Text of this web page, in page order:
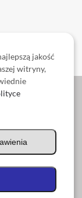
fax +48 62 737 57 08
Wydział Gospodarczy
Rejestru Sądowego
Kapitał zakładowy:
Litex Promo Sp z o.o.
jakość
witryny,